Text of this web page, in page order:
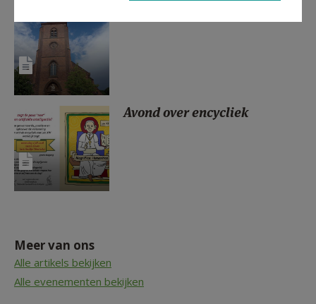
Avond over encycliek
Meer van ons
Alle artikels bekijken
Alle evenementen bekijken